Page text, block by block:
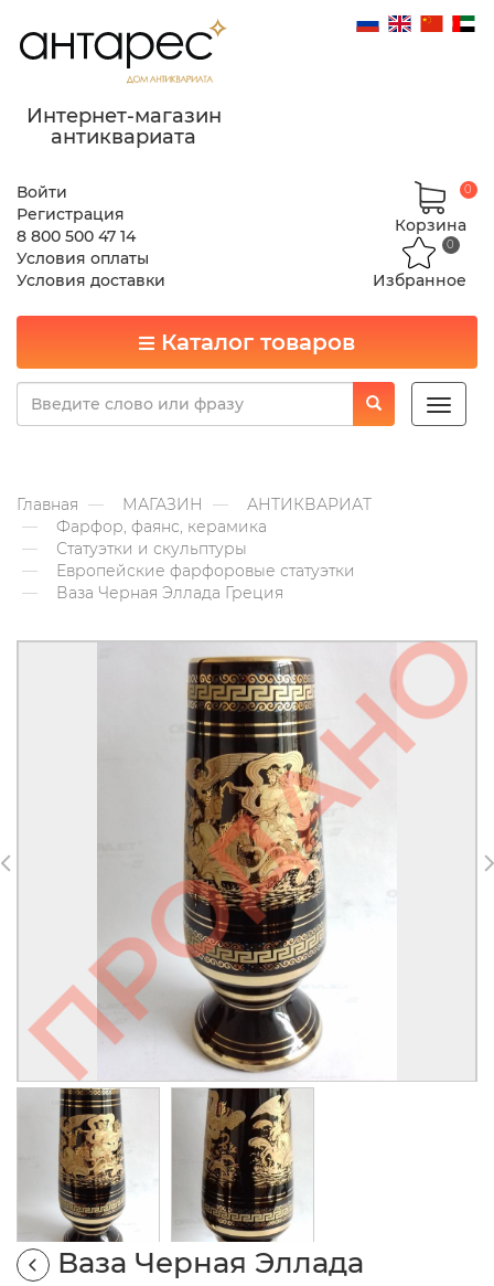
Интернет-магазин
антиквариата
Войти
Регистрация
8 800 500 47 14
Условия оплаты
Условия доставки
Корзина
0
Избранное
0
Каталог товаров
Toggle
Главная МАГАЗИН
АНТИКВАРИАТ
Фарфор, фаянс, керамика
Статуэтки и скульптуры
Европейские фарфоровые статуэтки
Ваза Черная Эллада Греция
Ваза Черная Эллада